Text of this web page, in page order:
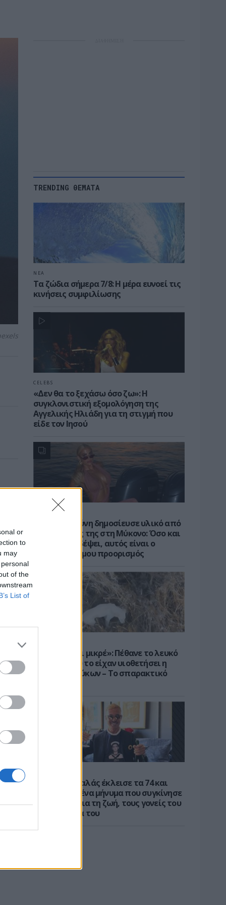
or
to
may
of the
List of
TRENDING ΘΕΜΑΤΑ
ΝΕΑ
Τα ζώδια σήμερα 7/8: Η μέρα ευνοεί τις
κινήσεις συμφιλίωσης
CELEBS
«Δεν θα το ξεχάσω όσο ζω»: Η
συγκλονιστική εξομολόγηση της
Αγγελικής Ηλιάδη για τη στιγμή που
είδε τον Ιησού
Η Ιωάννα Τούνη δημοσίευσε υλικό από
τις διακοπές της στη Μύκονο: Όσο και
αν έχω ταξιδέψει, αυτός είναι ο
αγαπημένος μου προορισμός
«Καλό ταξίδι μικρέ»: Πέθανε το λευκό
κουτάβι που το είχαν υιοθετήσει η
αγέλη των λύκων – Το σπαρακτικό
Ο Λάκης Γαβαλάς έκλεισε τα 74 και
μοιράστηκε ένα μήνυμα που συγκίνησε
- Τι έγραψε για τη ζωή, τους γονείς του
και την υγεία του